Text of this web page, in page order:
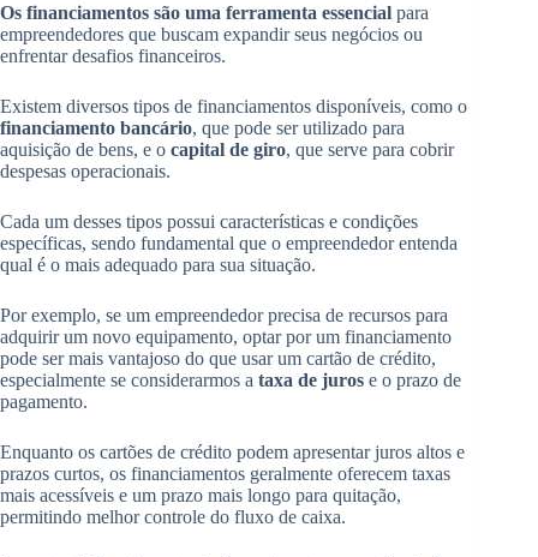
Os financiamentos são uma ferramenta essencial para
empreendedores que buscam expandir seus negócios ou
enfrentar desafios financeiros.
Existem diversos tipos de financiamentos disponíveis, como o
financiamento bancário, que pode ser utilizado para
aquisição de bens, e o capital de giro, que serve para cobrir
despesas operacionais.
Cada um desses tipos possui características e condições
específicas, sendo fundamental que o empreendedor entenda
qual é o mais adequado para sua situação.
Por exemplo, se um empreendedor precisa de recursos para
adquirir um novo equipamento, optar por um financiamento
pode ser mais vantajoso do que usar um cartão de crédito,
especialmente se considerarmos a taxa de juros e o prazo de
pagamento.
Enquanto os cartões de crédito podem apresentar juros altos e
prazos curtos, os financiamentos geralmente oferecem taxas
mais acessíveis e um prazo mais longo para quitação,
permitindo melhor controle do fluxo de caixa.